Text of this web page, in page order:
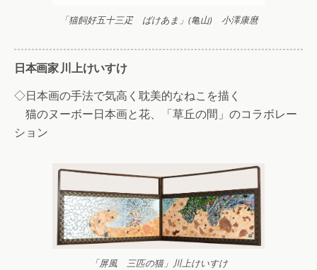
「猫飼好五十三疋 ばけあま」(亀山) 小澤康麿
日本画家 川上けいすけ
◇日本画の手法で気高く耽美的なねこを描く
猫のヌーボー日本画と花、「草丘の間」のコラボレー
ション
「屏風 三匹の猫」川上けいすけ